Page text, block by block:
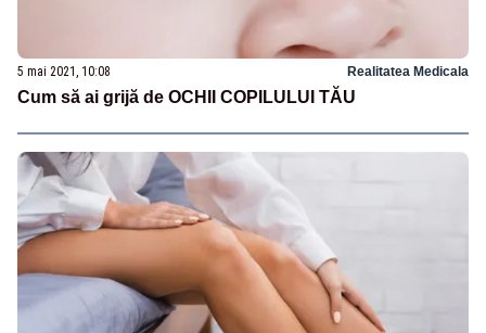
5 mai 2021, 10:08 Realitatea Medicala
Cum să ai grijă de OCHII COPILULUI TĂU